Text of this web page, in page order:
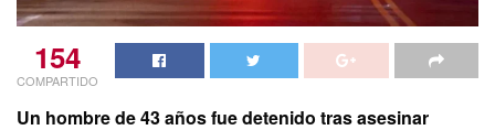
154
COMPARTIDO
Un hombre de 43 años fue detenido tras asesinar